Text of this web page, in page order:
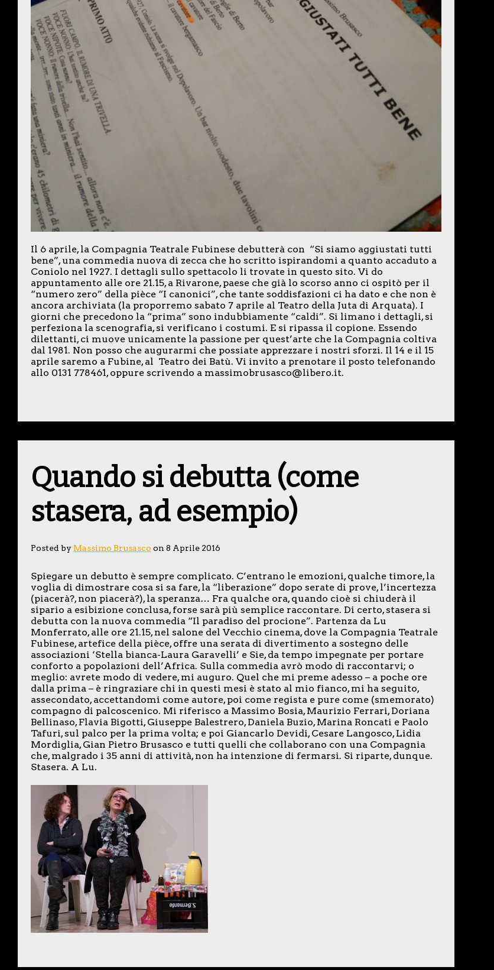
Il 6 aprile, la Compagnia Teatrale Fubinese debutterà con “Si siamo aggiustati tutti
bene”, una commedia nuova di zecca che ho scritto ispirandomi a quanto accaduto a
Coniolo nel 1927. I dettagli sullo spettacolo li trovate in questo sito. Vi do
appuntamento alle ore 21.15, a Rivarone, paese che già lo scorso anno ci ospitò per il
“numero zero” della pièce “I canonici”, che tante soddisfazioni ci ha dato e che non è
ancora archiviata (la proporremo sabato 7 aprile al Teatro della Juta di Arquata). I
giorni che precedono la “prima” sono indubbiamente “caldi”. Si limano i dettagli, si
perfeziona la scenografia, si verificano i costumi. E si ripassa il copione. Essendo
dilettanti, ci muove unicamente la passione per quest’arte che la Compagnia coltiva
dal 1981. Non posso che augurarmi che possiate apprezzare i nostri sforzi. Il 14 e il 15
aprile saremo a Fubine, al Teatro dei Batù. Vi invito a prenotare il posto telefonando
allo 0131 778461, oppure scrivendo a massimobrusasco@libero.it.
Quando si debutta (come
stasera, ad esempio)
Posted by Massimo Brusasco on 8 Aprile 2016
Spiegare un debutto è sempre complicato. C’entrano le emozioni, qualche timore, la
voglia di dimostrare cosa si sa fare, la “liberazione” dopo serate di prove, l’incertezza
(piacerà?, non piacerà?), la speranza… Fra qualche ora, quando cioè si chiuderà il
sipario a esibizione conclusa, forse sarà più semplice raccontare. Di certo, stasera si
debutta con la nuova commedia “Il paradiso del procione”. Partenza da Lu
Monferrato, alle ore 21.15, nel salone del Vecchio cinema, dove la Compagnia Teatrale
Fubinese, artefice della pièce, offre una serata di divertimento a sostegno delle
associazioni ‘Stella bianca-Laura Garavelli’ e Sie, da tempo impegnate per portare
conforto a popolazioni dell’Africa. Sulla commedia avrò modo di raccontarvi; o
meglio: avrete modo di vedere, mi auguro. Quel che mi preme adesso – a poche ore
dalla prima – è ringraziare chi in questi mesi è stato al mio fianco, mi ha seguito,
assecondato, accettandomi come autore, poi come regista e pure come (smemorato)
compagno di palcoscenico. Mi riferisco a Massimo Bosia, Maurizio Ferrari, Doriana
Bellinaso, Flavia Bigotti, Giuseppe Balestrero, Daniela Buzio, Marina Roncati e Paolo
Tafuri, sul palco per la prima volta; e poi Giancarlo Devidi, Cesare Langosco, Lidia
Mordiglia, Gian Pietro Brusasco e tutti quelli che collaborano con una Compagnia
che, malgrado i 35 anni di attività, non ha intenzione di fermarsi. Si riparte, dunque.
Stasera. A Lu.